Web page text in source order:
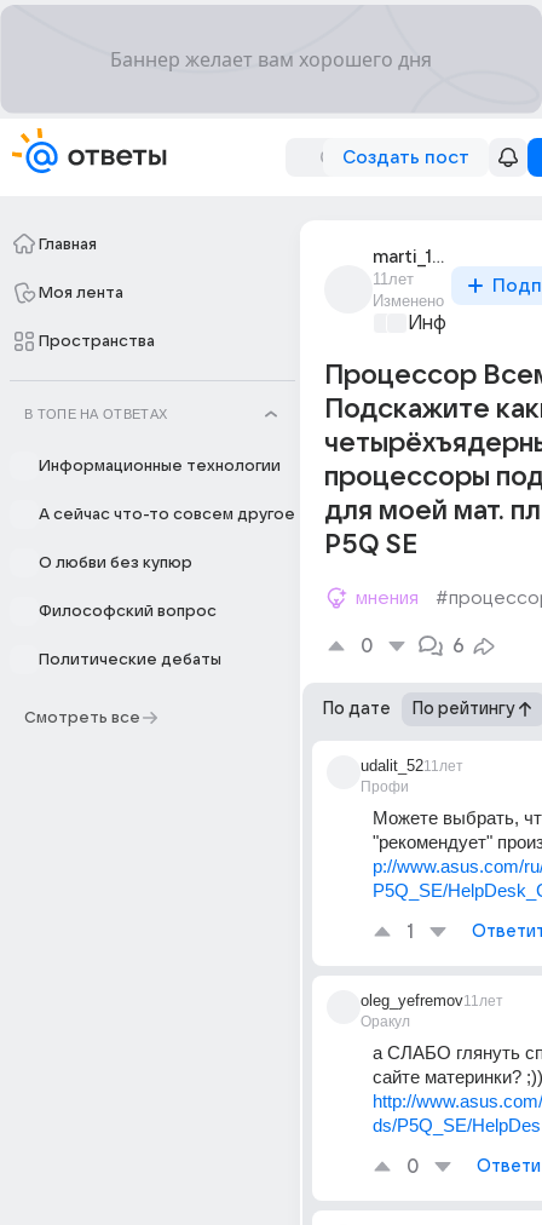
Создать пост
Главная
Моя лента
Пространства
В ТОПЕ НА ОТВЕТАХ
Информационные технологии
А сейчас что-то совсем другое
О любви без купюр
Философский вопрос
Политические дебаты
Смотреть все
marti_126
11лет
Изменено
Процессор
Подскажите
процессоры
для моей мат.
P5Q SE
мнения
0 6
По дате По рейтингу
udalit_52
Профи
11лет
Можете выбрать,
"рекомендует"
p://www.asus.com/
P5Q_SE/
1
oleg_yefremov
Оракул
11лет
а СЛАБО глянуть
сайте материнки? ;))
http://
ds/P5Q_SE/
0